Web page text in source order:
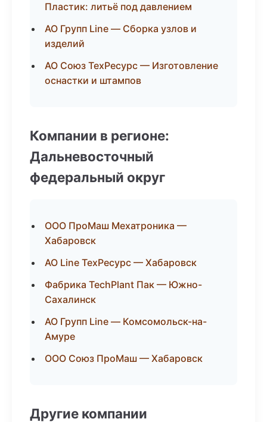
Пластик: литьё под давлением
АО Групп Line — Сборка узлов и
изделий
АО Союз ТехРесурс — Изготовление
оснастки и штампов
Компании в регионе:
Дальневосточный
федеральный округ
ООО ПроМаш Мехатроника —
Хабаровск
АО Line ТехРесурс — Хабаровск
Фабрика TechPlant Пак — Южно-
Сахалинск
АО Групп Line — Комсомольск-на-
Амуре
ООО Союз ПроМаш — Хабаровск
Другие компании